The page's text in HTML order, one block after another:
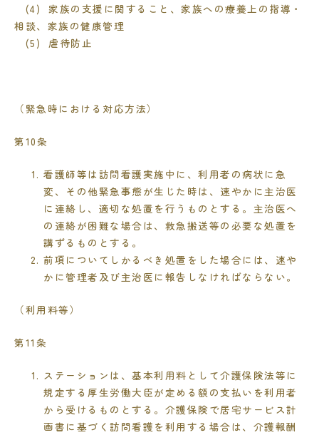
(4) 家族の支援に関すること、家族への療養上の指導・
相談、家族の健康管理
(5) 虐待防止
（緊急時における対応方法）
第10条
看護師等は訪問看護実施中に、利用者の病状に急
変、その他緊急事態が生じた時は、速やかに主治医
に連絡し、適切な処置を行うものとする。主治医へ
の連絡が困難な場合は、救急搬送等の必要な処置を
講ずるものとする。
前項についてしかるべき処置をした場合には、速や
かに管理者及び主治医に報告しなければならない。
（利用料等）
第11 条
ステーションは、基本利用料として介護保険法等に
規定する厚生労働大臣が定める額の支払いを利用者
から受けるものとする。介護保険で居宅サービス計
画書に基づく訪問看護を利用する場合は、介護報酬